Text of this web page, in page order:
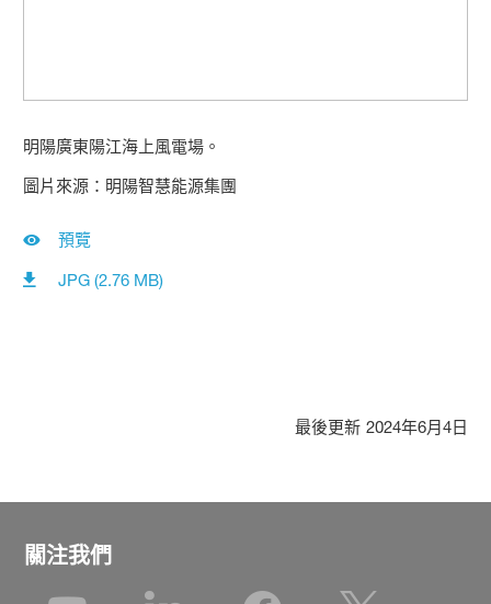
明陽廣東陽江海上風電場。
圖片來源：明陽智慧能源集團
預覽
JPG (2.76 MB)
最後更新 2024年6月4日
關注我們